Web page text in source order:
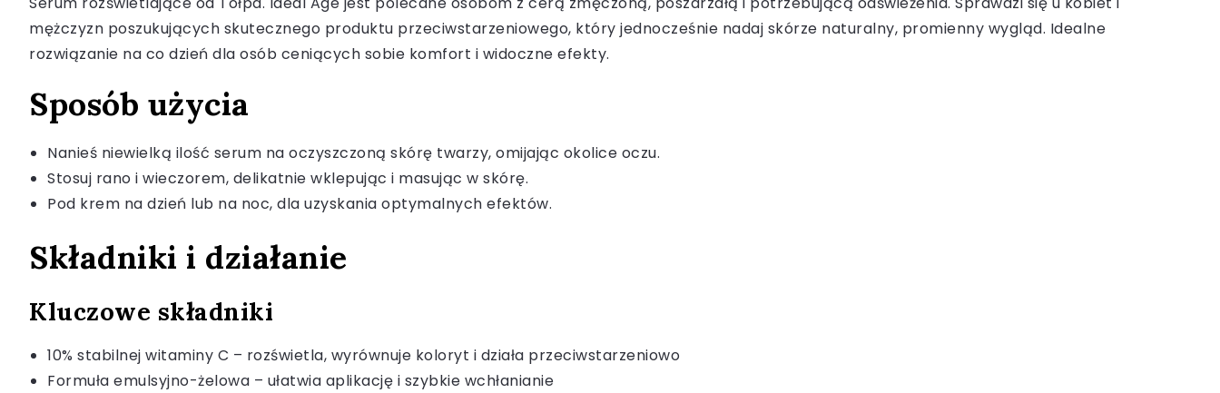
mężczyzn poszukujących skutecznego produktu przeciwstarzeniowego, który jednocześnie nadaj skórze naturalny, promienny wygląd. Idealne
rozwiązanie na co dzień dla osób ceniących sobie komfort i widoczne efekty.
Sposób użycia
Nanieś niewielką ilość serum na oczyszczoną skórę twarzy, omijając okolice oczu.
Stosuj rano i wieczorem, delikatnie wklepując i masując w skórę.
Pod krem na dzień lub na noc, dla uzyskania optymalnych efektów.
Składniki i działanie
Kluczowe składniki
10% stabilnej witaminy C – rozświetla, wyrównuje koloryt i działa przeciwstarzeniowo
Formuła emulsyjno-żelowa – ułatwia aplikację i szybkie wchłanianie